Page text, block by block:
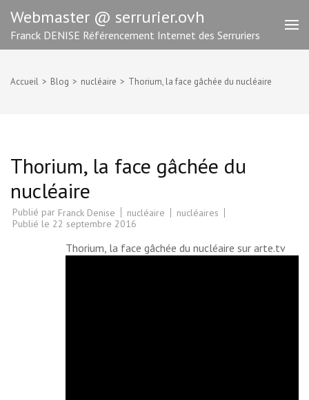
contenu
(Pressez
Webmaster @ serrurier.ovh
Franck DENISE Référencement Internet des Serruriers
Accueil > Blog > nucléaire > Thorium, la face gâchée du nucléaire
Thorium, la face gâchée du
nucléaire
Publié par Franck Denise nucléaire
nucléaires
Publié le 22 septembre 2016
Thorium, la face gâchée du nucléaire sur arte.tv